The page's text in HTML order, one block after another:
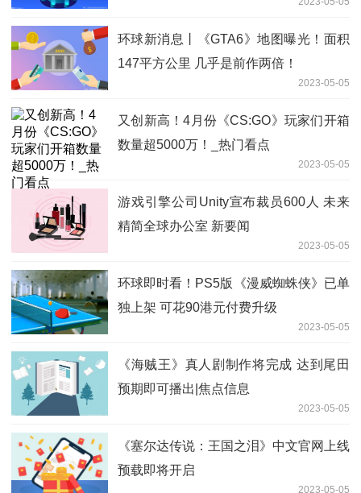
环球新消息丨《GTA6》地图曝光！面积
147平方公里 几乎是前作两倍！
2023-05-05
又创新高！4月份《CS:GO》玩家们开箱
数量超5000万！_热门看点
2023-05-05
游戏引擎公司Unity宣布裁员600人 未来
精简全球办公室 新要闻
2023-05-05
环球即时看！PS5版《漫威蜘蛛侠》已单
独上架 可花90港元付费升级
2023-05-05
《海贼王》真人剧制作将完成 达到尾田
预期即可播出|焦点信息
2023-05-05
《塞尔达传说：王国之泪》中文官网上线
预载即将开启
2023-05-05